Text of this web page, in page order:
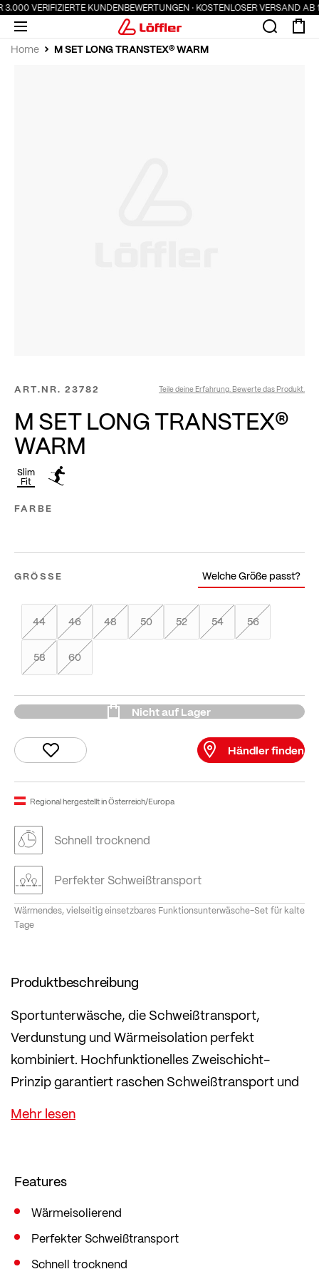
VERIFIZIERTE KUNDENBEWERTUNGEN · KOSTENLOSER VERSAND AB
Home M SET LONG TRANSTEX® WARM
ART.NR. 23782 Teile deine Erfahrung. Bewerte das Produkt.
M SET LONG TRANSTEX®
WARM
Slim
Fit
FARBE
GRÖSSE Welche Größe passt?
44 46 48 50 52 54 56
58 60
Nicht auf Lager
Händler finden
Regional hergestellt in Österreich/Europa
Schnell trocknend
Perfekter Schweißtransport
Wärmendes, vielseitig einsetzbares Funktionsunterwäsche-Set für kalte
Tage
Produktbeschreibung
Sportunterwäsche, die Schweißtransport,
Verdunstung und Wärmeisolation perfekt
kombiniert. Hochfunktionelles Zweischicht-
Prinzip garantiert raschen Schweißtransport und
angenehm trockenes Hautgefühl.
Das exklusiv entwickelte transtex® Material wird in
Features
Wärmeisolierend
Perfekter Schweißtransport
Schnell trocknend